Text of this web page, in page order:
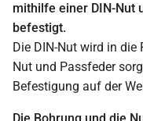
mithilfe einer DIN-Nut
befestigt.
Die DIN-Nut wird in
Nut und Passfeder
Befestigung auf der